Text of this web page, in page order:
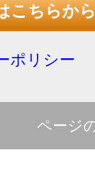
こちらか
ポリシー
ページ